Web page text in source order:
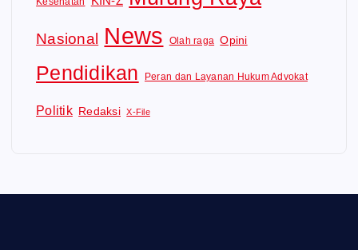
Nasional News Olah raga Opini
Pendidikan Peran dan Layanan Hukum Advokat
Politik Redaksi X-File